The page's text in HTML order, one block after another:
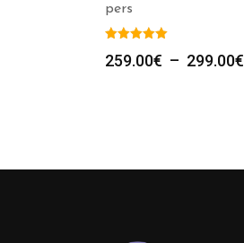
pers
259.00€ – 299.00€